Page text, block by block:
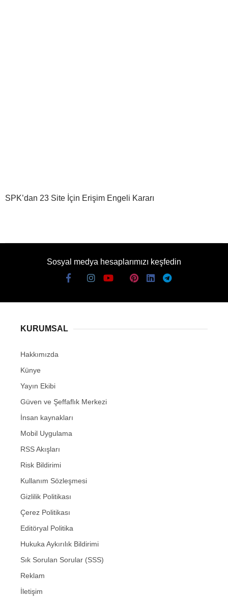
SPK’dan 23 Site İçin Erişim Engeli Kararı
Sosyal medya hesaplarımızı keşfedin
KURUMSAL
Hakkımızda
Künye
Yayın Ekibi
Güven ve Şeffaflık Merkezi
İnsan kaynakları
Mobil Uygulama
RSS Akışları
Risk Bildirimi
Kullanım Sözleşmesi
Gizlilik Politikası
Çerez Politikası
Editöryal Politika
Hukuka Aykırılık Bildirimi
Sık Sorulan Sorular (SSS)
Reklam
İletişim